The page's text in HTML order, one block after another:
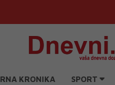
KRONIKA SPORT